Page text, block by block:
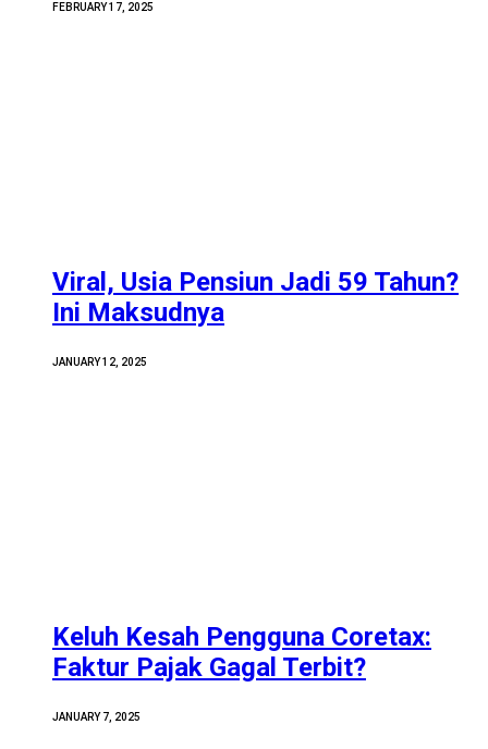
FEBRUARY 17, 2025
Viral, Usia Pensiun Jadi 59 Tahun?
Ini Maksudnya
JANUARY 12, 2025
Keluh Kesah Pengguna Coretax:
Faktur Pajak Gagal Terbit?
JANUARY 7, 2025